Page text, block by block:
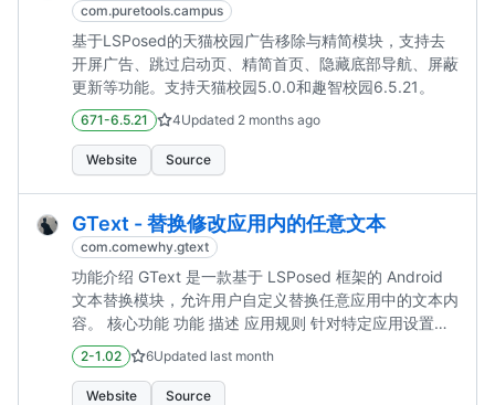
com.puretools.campus
基于LSPosed的天猫校园广告移除与精简模块，支持去
开屏广告、跳过启动页、精简首页、隐藏底部导航、屏蔽
更新等功能。支持天猫校园5.0.0和趣智校园6.5.21。
671-6.5.21 4Updated 2 months ago
Website Source
GText - 替换修改应用内的任意文本
com.comewhy.gtext
功能介绍 GText 是一款基于 LSPosed 框架的 Android
文本替换模块，允许用户自定义替换任意应用中的文本内
容。 核心功能 功能 描述 应用规则 针对特定应用设置独
立的文本替换规则 全局规则 设置全局生效的文本替换规
则，对所有应用生效 生效时效 保存规则后，重新打开应
用即可生效 规则管理 支持添加、编辑、删除规则，支持
2-1.02 6Updated last month
Website Source